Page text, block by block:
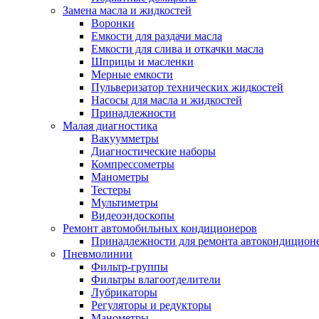
Замена масла и жидкостей
Воронки
Емкости для раздачи масла
Емкости для слива и откачки масла
Шприцы и масленки
Мерные емкости
Пульверизатор технических жидкостей
Насосы для масла и жидкостей
Принадлежности
Малая диагностика
Вакуумметры
Диагностические наборы
Компрессометры
Манометры
Тестеры
Мультиметры
Видеоэндоскопы
Ремонт автомобильных кондиционеров
Принадлежности для ремонта
Пневмолинии
Фильтр-группы
Фильтры влагоотделители
Лубрикаторы
Регуляторы и редукторы